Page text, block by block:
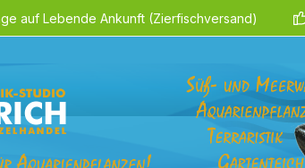
auf Lebende Ankunft (Zierfischversand)